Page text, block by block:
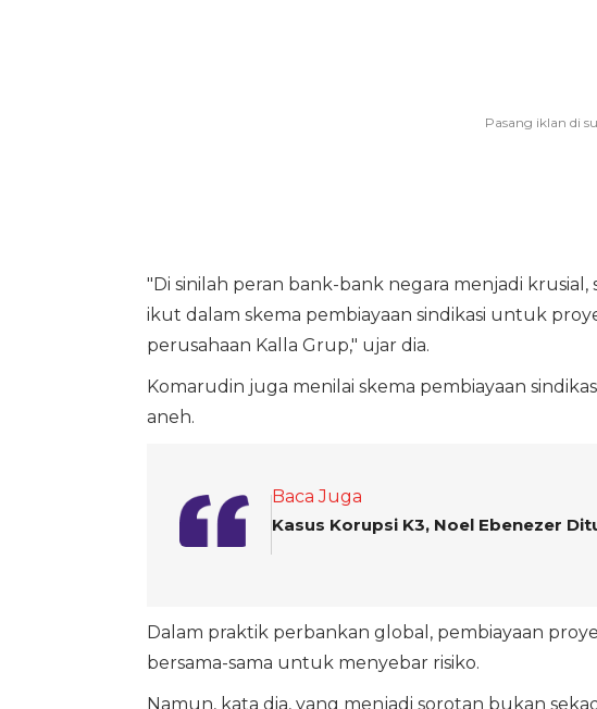
"Di sinilah peran bank-bank negara menjadi
ikut dalam skema pembiayaan sindikasi untuk
perusahaan Kalla Grup," ujar dia.
Komarudin juga menilai skema pembiayaan
aneh.
Baca Juga
Kasus Korupsi K3, Noel Ebenezer
Dalam praktik perbankan global, pembiayaan
bersama-sama untuk menyebar risiko.
Namun, kata dia, yang menjadi sorotan bukan